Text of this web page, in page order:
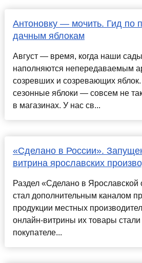
Антоновку — мочить. Гид по
дачным яблокам
Август — время, когда наши
наполняются непередаваемым
созревших и созревающих
сезонные яблоки — совсем не
в магазинах. У нас св...
«Сделано в России».
витрина ярославских
Раздел «Сделано в Ярославской
стал дополнительным каналом
продукции местных
онлайн-витрины их товары
покупателе...